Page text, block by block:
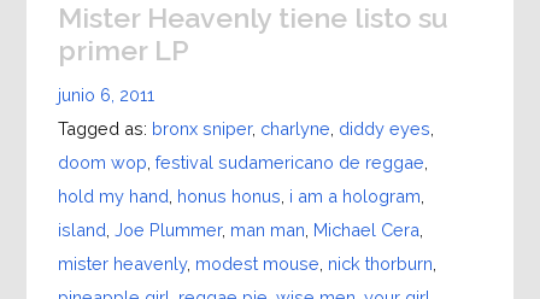
Mister Heavenly tiene listo su
primer LP
junio 6, 2011
Tagged as: bronx sniper, charlyne diddy eyes
doom wop festival sudamericano de reggae
hold my hand honus honus i am a hologram
island Joe Plummer, man man Michael Cera
mister heavenly, modest mouse nick thorburn